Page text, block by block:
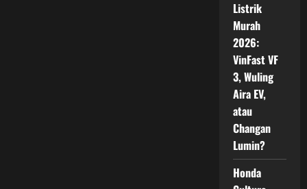
Listrik
Murah
2026:
VinFast VF
3, Wuling
Aira EV,
atau
Changan
Lumin?
Honda